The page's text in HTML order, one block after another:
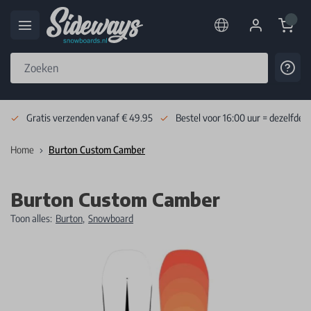
Cart
Gratis verzenden vanaf € 49.95 Bestel voor 16:00 uur = dezelfde
Home Burton Custom Camber
Burton Custom Camber
Toon alles: Burton, Snowboard